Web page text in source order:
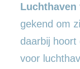
Luchthaven
gekend om
daarbij hoort
voor